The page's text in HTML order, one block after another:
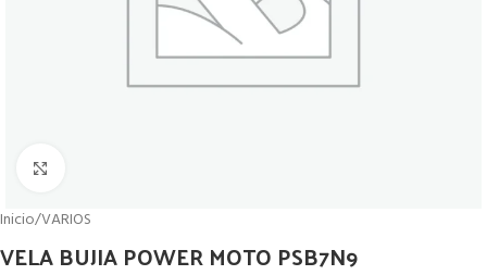
Inicio/VARIOS
VELA BUJIA POWER MOTO PSB7N9